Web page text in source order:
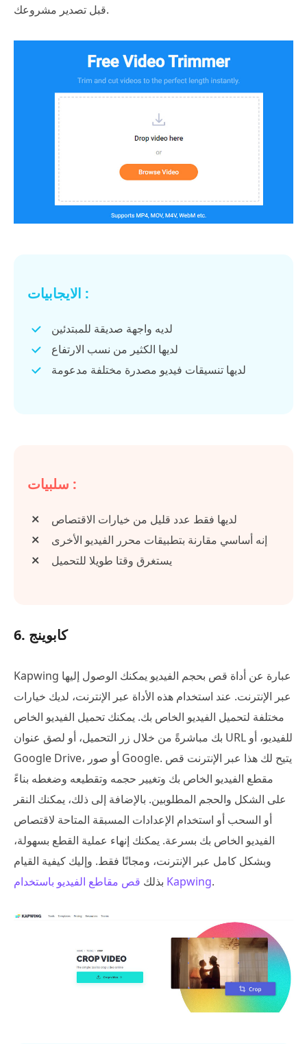
قبل تصدير مشروعك.
الايجابيات :
لديه واجهة صديقة للمبتدئين
لديها الكثير من نسب الارتفاع
لديها تنسيقات فيديو مصدرة مختلفة مدعومة
سلبيات :
لديها فقط عدد قليل من خيارات الاقتصاص
إنه أساسي مقارنة بتطبيقات محرر الفيديو الأخرى
يستغرق وقتا طويلا للتحميل
6. كابوينج
Kapwing عبارة عن أداة قص بحجم الفيديو يمكنك الوصول إليها
عبر الإنترنت. عند استخدام هذه الأداة عبر الإنترنت، لديك خيارات
مختلفة لتحميل الفيديو الخاص بك. يمكنك تحميل الفيديو الخاص
بك مباشرةً من خلال زر التحميل، أو لصق عنوان URL للفيديو، أو
Google Drive، أو صور Google. يتيح لك هذا عبر الإنترنت قص
مقطع الفيديو الخاص بك وتغيير حجمه وتقطيعه وضغطه بناءً
على الشكل والحجم المطلوبين. بالإضافة إلى ذلك، يمكنك النقر
أو السحب أو استخدام الإعدادات المسبقة المتاحة لاقتصاص
الفيديو الخاص بك بسرعة. يمكنك إنهاء عملية القطع بسهولة،
وبشكل كامل عبر الإنترنت، ومجانًا فقط. وإليك كيفية القيام
بذلك قص مقاطع الفيديو باستخدام Kapwing.